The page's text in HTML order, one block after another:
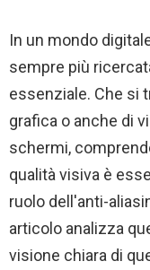
In un mondo
sempre più
essenziale. Che si
grafica o anche di
schermi,
qualità visiva è
ruolo dell'anti-
articolo analizza
visione chiara di